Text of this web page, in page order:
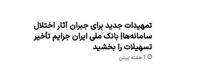
تمهیدات جدید برای جبران آثار اختلال
سامانه‌ها| بانک ملی ایران جرایم تأخیر
تسهیلات را بخشید
1 هفته پیش